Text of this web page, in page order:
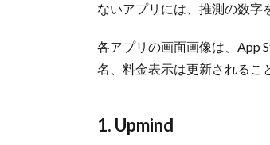
ないアプリには、推測の数字
各アプリの画面画像は、App
名、料金表示は更新されるこ
1. Upmind